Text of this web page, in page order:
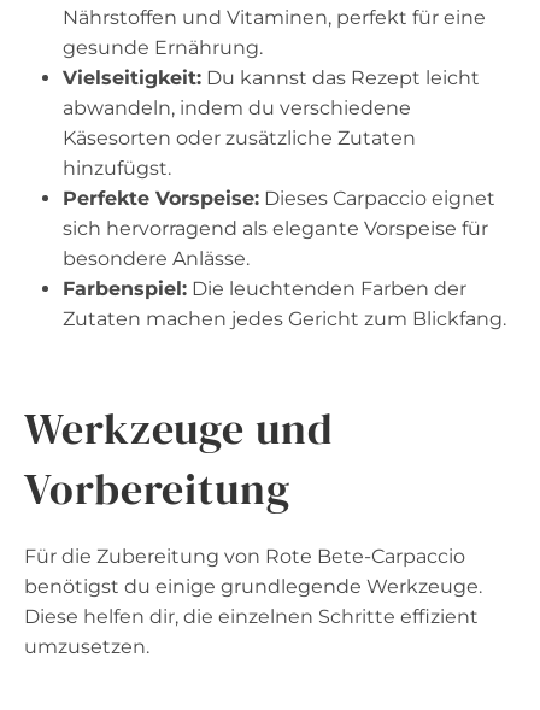
Nährstoffen und Vitaminen, perfekt für eine
gesunde Ernährung.
Vielseitigkeit: Du kannst das Rezept leicht
abwandeln, indem du verschiedene
Käsesorten oder zusätzliche Zutaten
hinzufügst.
Perfekte Vorspeise: Dieses Carpaccio eignet
sich hervorragend als elegante Vorspeise für
besondere Anlässe.
Farbenspiel: Die leuchtenden Farben der
Zutaten machen jedes Gericht zum Blickfang.
Werkzeuge und
Vorbereitung
Für die Zubereitung von Rote Bete-Carpaccio
benötigst du einige grundlegende Werkzeuge.
Diese helfen dir, die einzelnen Schritte effizient
umzusetzen.